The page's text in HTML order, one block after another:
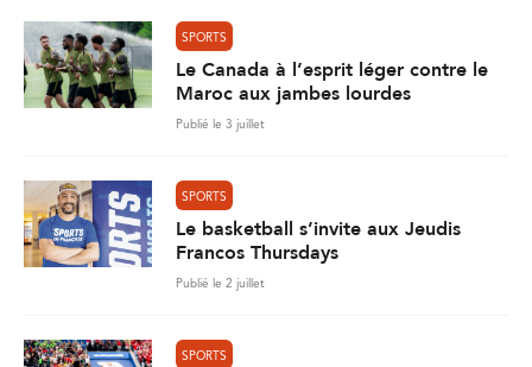
SPORTS
Le Canada à l’esprit léger contre le
Maroc aux jambes lourdes
Publié le 3 juillet
SPORTS
Le basketball s’invite aux Jeudis
Francos Thursdays
Publié le 2 juillet
SPORTS